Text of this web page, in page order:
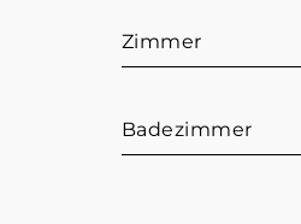
Zimmer
Badezimmer